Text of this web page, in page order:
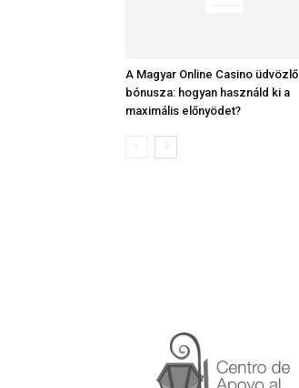
A Magyar Online Casino üdvözlő
bónusza: hogyan használd ki a
maximális előnyödet?